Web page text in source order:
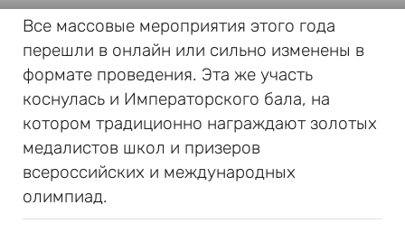
Все массовые мероприятия этого года
перешли в онлайн или сильно изменены в
формате проведения. Эта же участь
коснулась и Императорского бала, на
котором традиционно награждают золотых
медалистов школ и призеров
всероссийских и международных
олимпиад.